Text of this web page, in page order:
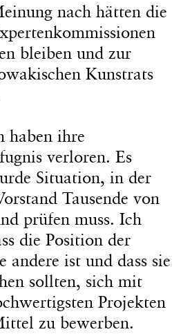
nach hätten die
bleiben und zur
Kunstrats
haben ihre
verloren. Es
Situation, in der
Tausende von
prüfen muss. Ich
die Position der
andere ist und dass sie
sollten, sich mit
Projekten
zu bewerben.